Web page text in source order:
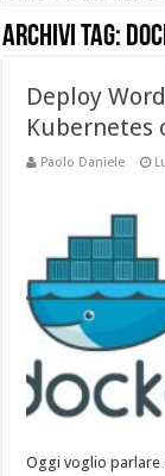
Archivi Tag:
Deploy
Kubernetes
Paolo Daniele
Oggi voglio parlare